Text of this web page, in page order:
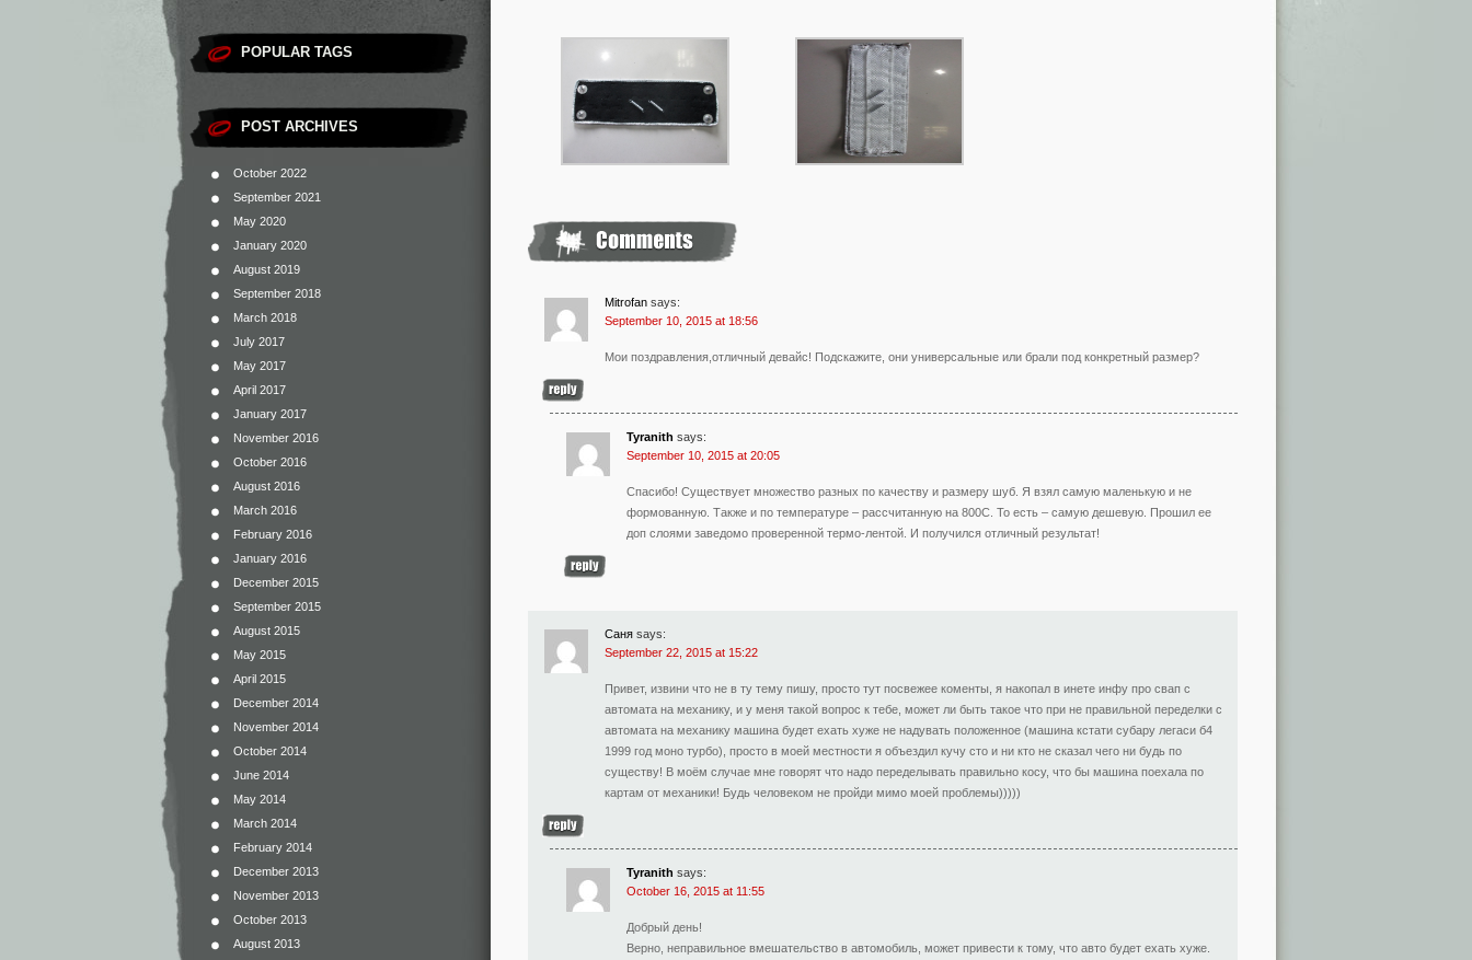
POPULAR TAGS
POST ARCHIVES
October 2022
September 2021
May 2020
January 2020
August 2019
September 2018
March 2018
July 2017
May 2017
April 2017
January 2017
November 2016
October 2016
August 2016
March 2016
February 2016
January 2016
December 2015
September 2015
August 2015
May 2015
April 2015
December 2014
November 2014
October 2014
June 2014
May 2014
March 2014
February 2014
December 2013
November 2013
October 2013
August 2013
Mitrofan says:
September 10, 2015 at 18:56
Мои поздравления,отличный девайс! Подскажите, они универсальные или брали под конкретный размер?
Tyranith says:
September 10, 2015 at 20:05
Спасибо! Существует множество разных по качеству и размеру шуб. Я взял самую маленькую и не
формованную. Также и по температуре – рассчитанную на 800С. То есть – самую дешевую. Прошил ее
доп слоями заведомо проверенной термо-лентой. И получился отличный результат!
Саня says:
September 22, 2015 at 15:22
Привет, извини что не в ту тему пишу, просто тут посвежее коменты, я накопал в инете инфу про свап с
автомата на механику, и у меня такой вопрос к тебе, может ли быть такое что при не правильной переделки с
автомата на механику машина будет ехать хуже не надувать положенное (машина кстати субару легаси б4
1999 год моно турбо), просто в моей местности я объездил кучу сто и ни кто не сказал чего ни будь по
существу! В моём случае мне говорят что надо переделывать правильно косу, что бы машина поехала по
картам от механики! Будь человеком не пройди мимо моей проблемы)))))
Tyranith says:
October 16, 2015 at 11:55
Добрый день!
Верно, неправильное вмешательство в автомобиль, может привести к тому, что авто будет ехать хуже.